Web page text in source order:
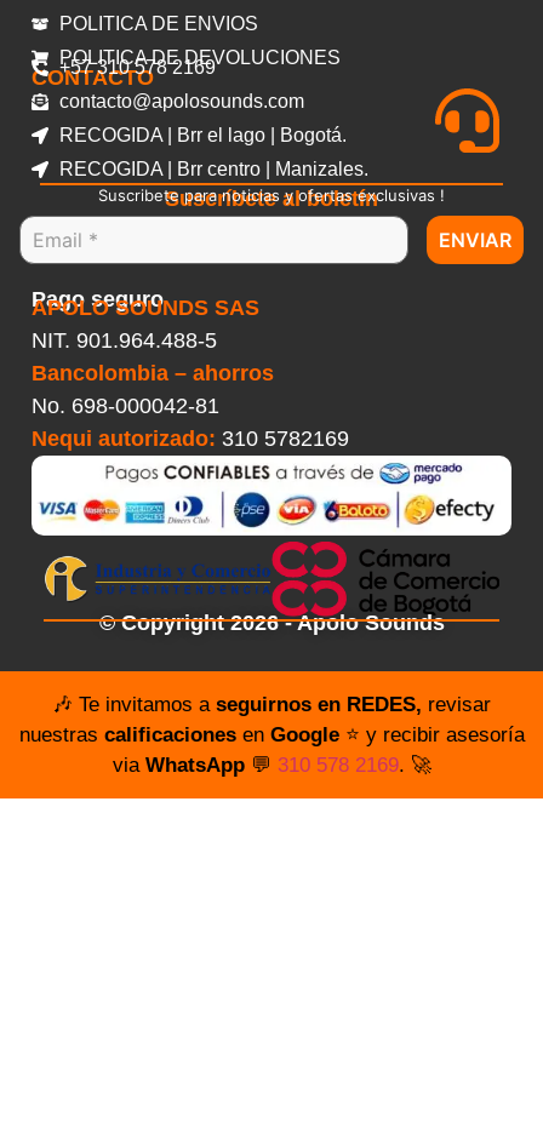
POLITICA DE ENVIOS
POLITICA DE DEVOLUCIONES
CONTACTO
+57 310 578 2169
contacto@apolosounds.com
RECOGIDA | Brr el lago | Bogotá.
RECOGIDA | Brr centro | Manizales.
Suscríbete al boletín
Suscribete para noticias y ofertas exclusivas !
ENVIAR
Pago seguro
APOLO SOUNDS SAS
NIT. 901.964.488-5
Bancolombia – ahorros
No. 698-000042-81
Nequi autorizado: 310 5782169
© Copyright 2026 - Apolo Sounds
🎶 Te invitamos a seguirnos en REDES, revisar
nuestras calificacionesen Google⭐️ y recibir asesoría
via WhatsApp💬 310 578 2169. 🚀